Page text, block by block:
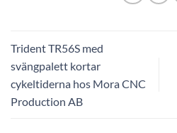
Trident TR56S med
svängpalett kortar
cykeltiderna hos Mora CNC
Production AB